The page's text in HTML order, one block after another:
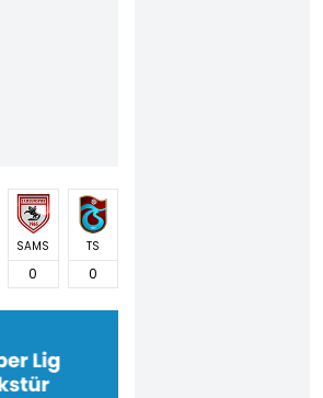
SAMS
0
TS
0